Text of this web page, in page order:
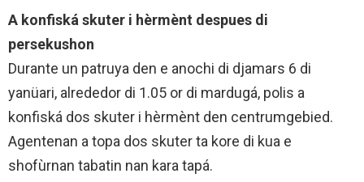
A konfiská skuter i hèrmènt despues di
persekushon
Durante un patruya den e anochi di djamars 6 di
yanüari, alrededor di 1.05 or di mardugá, polis a
konfiská dos skuter i hèrmènt den centrumgebied.
Agentenan a topa dos skuter ta kore di kua e
shofùrnan tabatin nan kara tapá.